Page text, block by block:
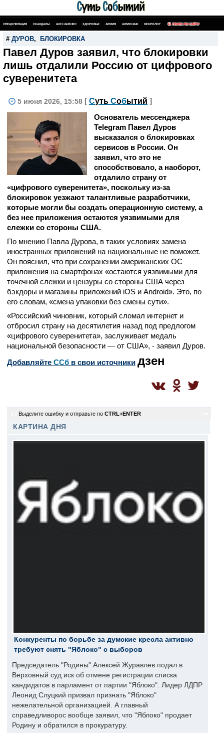
СПЕЦОПЕРАЦИЯ СКАНДАЛЫ ШОУ-БИЗНЕС ЗДОРОВЬЕ АРМИЯ ШПИОНАЖ НЕКРОЛОГ ПОИСК ПО САЙТУ
# ДУРОВ, БЛОКИРОВКА
Павел Дуров заявил, что блокировки
лишь отдалили Россию от цифрового
суверенитета
5 июня 2026, 15:58 [ Суть Событий ]
Основатель мессенджера
Telegram Павел Дуров
высказался о блокировках
сервисов в России. Он
заявил, что это не
способствовало, а наоборот,
отдалило страну от
«цифрового суверенитета», поскольку из-за
блокировок уезжают талантливые разработчики,
которые могли бы создать операционную систему, а
без нее приложения остаются уязвимыми для
слежки со стороны США.
По мнению Павла Дурова, в таких условиях замена
иностранных приложений на национальные не поможет.
Он пояснил, что при сохранении американских ОС
приложения на смартфонах «остаются уязвимыми для
точечной слежки и цензуры со стороны США через
бэкдоры и магазины приложений iOS и Android». Это, по
его словам, «смена упаковки без смены сути».
«Российский чиновник, который сломал интернет и
отбросил страну на десятилетия назад под предлогом
«цифрового суверенитета», заслуживает медаль
национальной безопасности — от США», - заявил Дуров.
Добавляйте CСб в свои источники дзен
Выделите ошибку и отправьте по CTRL+ENTER
КАРТИНА ДНЯ
Конкуренты по борьбе за думские кресла активно
требуют снять "Яблоко" с выборов
Председатель "Родины" Алексей Журавлев подал в
Верховный суд иск об отмене регистрации списка
кандидатов в парламент от партии "Яблоко". Лидер ЛДПР
Леонид Слуцкий призвал признать "Яблоко"
нежелательной организацией. А главный
справедливорос вообще заявил, что "Яблоко" продает
Родину и обратился в прокуратуру.